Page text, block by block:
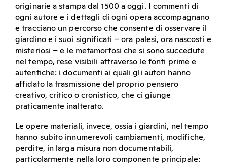
originarie a stampa dal 1500 a oggi. I commenti di
ogni autore e i dettagli di ogni opera accompagnano
e tracciano un percorso che consente di osservare il
giardino e i suoi significati – ora palesi, ora nascosti e
misteriosi – e le metamorfosi che si sono succedute
nel tempo, rese visibili attraverso le fonti prime e
autentiche: i documenti ai quali gli autori hanno
affidato la trasmissione del proprio pensiero
creativo, critico o cronistico, che ci giunge
praticamente inalterato.
Le opere materiali, invece, ossia i giardini, nel tempo
hanno subito innumerevoli cambiamenti, modifiche,
perdite, in larga misura non documentabili,
particolarmente nella loro componente principale: